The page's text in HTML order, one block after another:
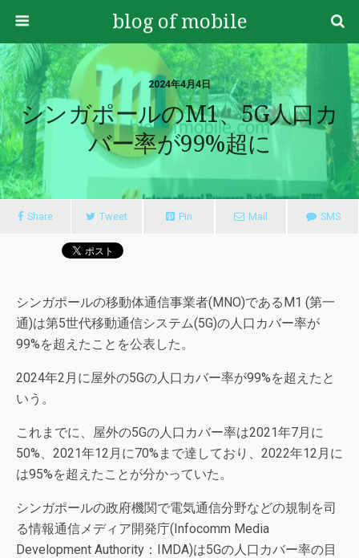
blog of mobile
2024年4月4日
シンガポールのM1、5G人口カ
バー率が99%超に
Share Tweet Pin Mail SMS
シンガポールの移動体通信事業者(MNO)であるM1 (第一
通)は第5世代移動通信システム(5G)の人口カバー率が
99%を超えたことを公表した。
2024年2月に屋外の5Gの人口カバー率が99%を超えたと
いう。
これまでに、屋外の5Gの人口カバー率は2021年7月に
50%、2021年12月に70%まで達しており、2022年12月に
は95%を超えたことが分かっていた。
シンガポールの政府機関で電気通信分野などの規制を司
る情報通信メディア開発庁(Infocomm Media
Development Authority：IMDA)は5Gの人口カバー率の目